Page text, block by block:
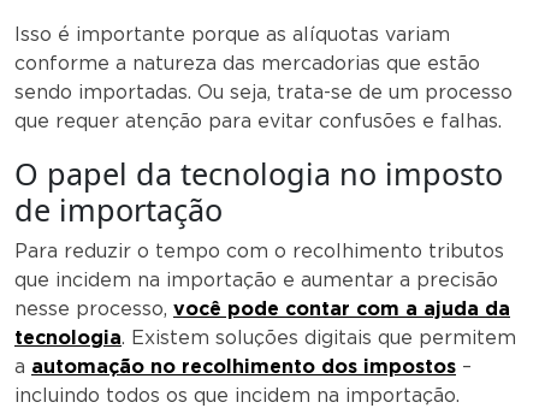
Isso é importante porque as alíquotas variam
conforme a natureza das mercadorias que estão
sendo importadas. Ou seja, trata-se de um processo
que requer atenção para evitar confusões e falhas.
O papel da tecnologia no imposto
de importação
Para reduzir o tempo com o recolhimento tributos
que incidem na importação e aumentar a precisão
nesse processo, você pode contar com a ajuda da
tecnologia. Existem soluções digitais que permitem
a automação no recolhimento dos impostos –
incluindo todos os que incidem na importação.